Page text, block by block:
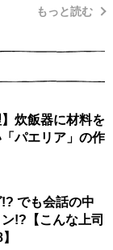
もっと読む
炊飯器に材料を
パエリア」の作
でも会話の中
!?【こんな上司
】